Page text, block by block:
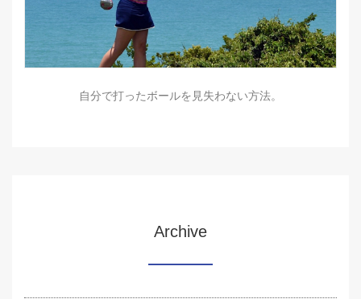
自分で打ったボールを見失わない方法。
Archive